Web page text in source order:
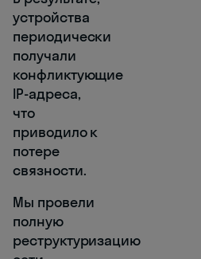
устройства
периодически
получали
конфликтующие
IP-адреса,
что
приводило к
потере
связности.
Мы провели
полную
реструктуризацию